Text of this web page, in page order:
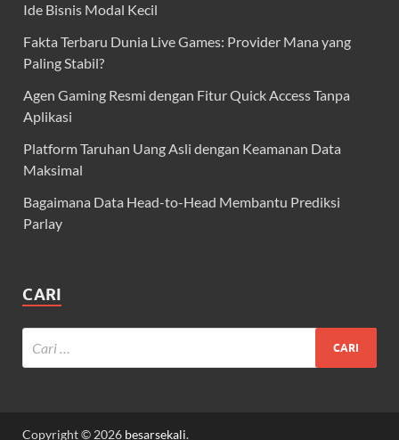
Ide Bisnis Modal Kecil
Fakta Terbaru Dunia Live Games: Provider Mana yang
Paling Stabil?
Agen Gaming Resmi dengan Fitur Quick Access Tanpa
Aplikasi
Platform Taruhan Uang Asli dengan Keamanan Data
Maksimal
Bagaimana Data Head-to-Head Membantu Prediksi
Parlay
CARI
Copyright © 2026 besarsekali.